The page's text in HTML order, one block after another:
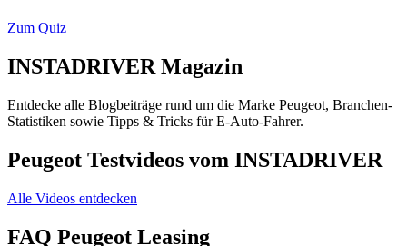
Zum Quiz
INSTADRIVER Magazin
Entdecke alle Blogbeiträge rund um die Marke Peugeot, Branchen-
Statistiken sowie Tipps & Tricks für E-Auto-Fahrer.
Peugeot Testvideos vom INSTADRIVER
Alle Videos entdecken
FAQ Peugeot Leasing